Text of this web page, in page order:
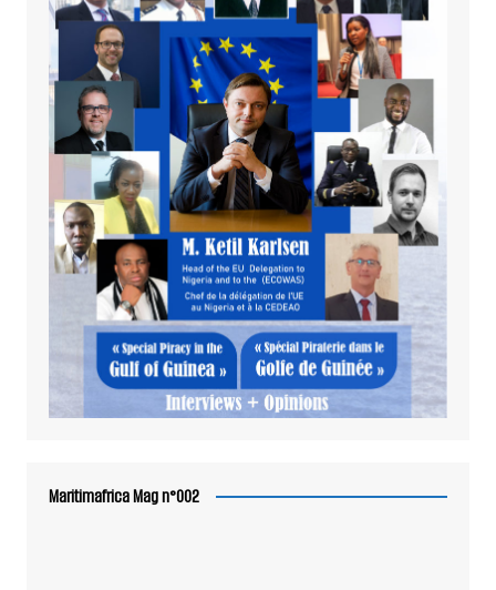
Maritimafrica Mag n°002